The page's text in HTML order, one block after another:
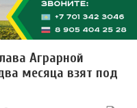
Аграрной
месяца взят под